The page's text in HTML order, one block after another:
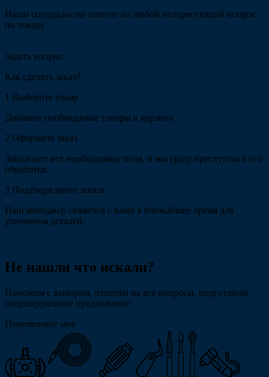
Наши специалисты ответят на любой интересующий вопрос
по товару
Задать вопрос
Как сделать заказ?
1 Выберите товар
Добавьте необходимые товары в корзину.
2 Оформите заказ
Заполните все необходимые поля, и мы сразу приступим к его
обработке.
3 Подтверждение заказа
Наш менеджер свяжется с вами в ближайшее время для
уточнения деталей.
Не нашли что искали?
Поможем с выбором, ответим на все вопросы, подготовим
индивидуальное предложение
Перезвоните мне